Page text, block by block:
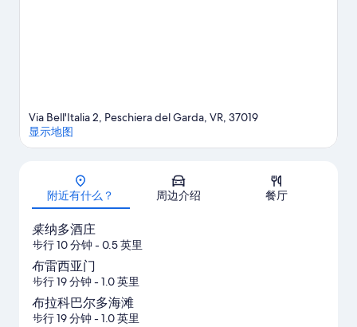
地图
Via Bell'Italia 2, Peschiera del Garda, VR, 37019
显示地图
附近有什么？ 周边介绍 餐厅
莱纳多酒庄
步行 10 分钟- 0.5 英里
布雷西亚门
步行 19 分钟- 1.0 英里
布拉科巴尔多海滩
步行 19 分钟- 1.0 英里